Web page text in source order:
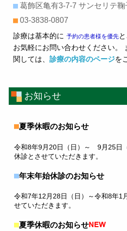
葛飾区亀有3-7-7 サンセリテ鞠
03-3838-0807
診療は基本的に 予約の患者様を優先
お気軽にお問い合わせください。
関しては、 診療の内容のページを
お知らせ